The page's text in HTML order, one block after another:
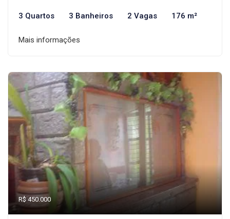
3 Quartos 3 Banheiros 2 Vagas 176 m²
Mais informações
R$ 450.000